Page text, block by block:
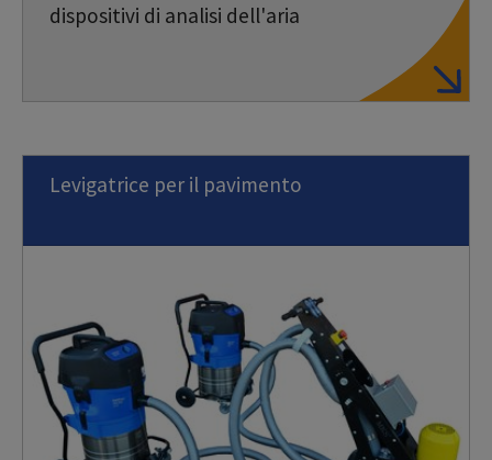
dispositivi di analisi dell'aria
Levigatrice per il pavimento